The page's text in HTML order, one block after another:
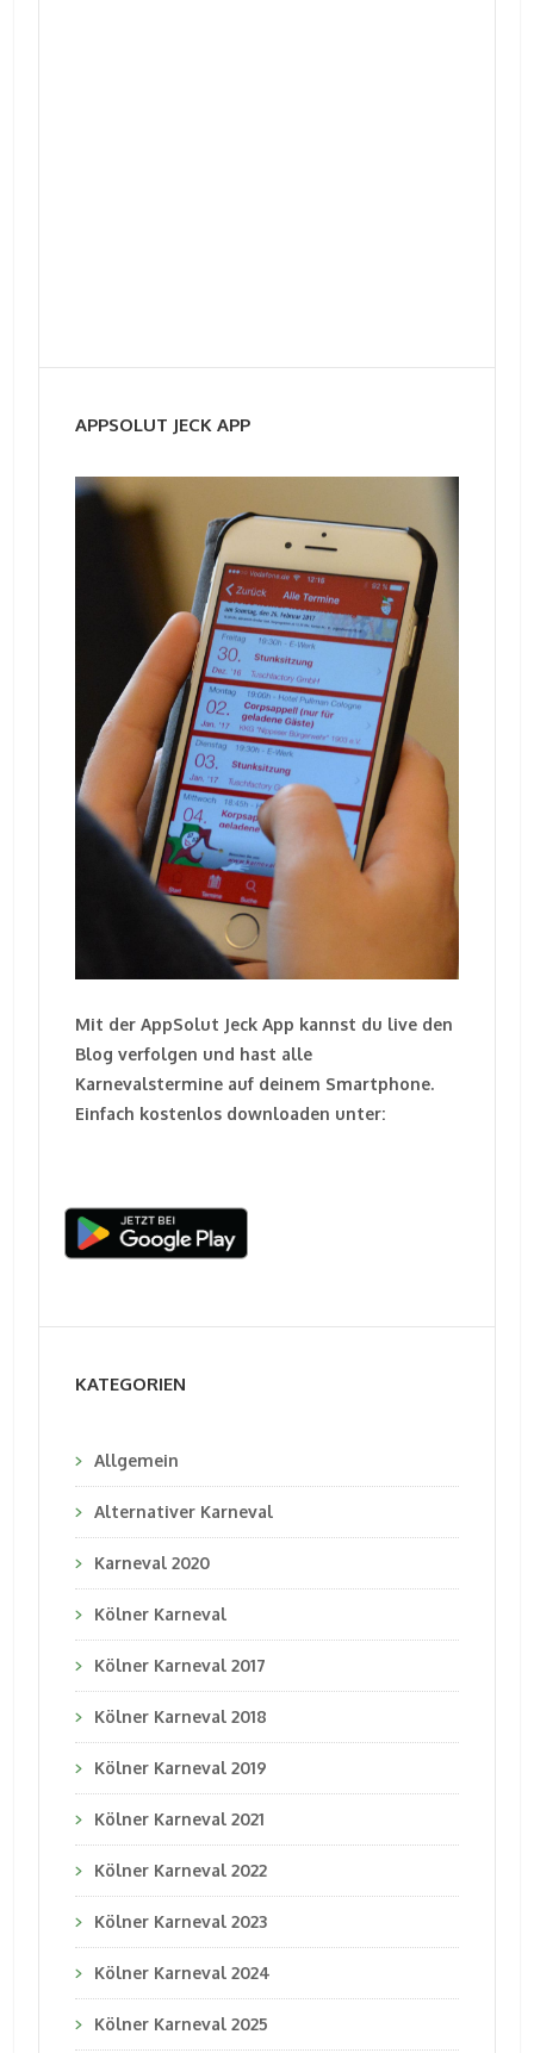
APPSOLUT JECK APP
Mit der AppSolut Jeck App kannst du live den
Blog verfolgen und hast alle
Karnevalstermine auf deinem Smartphone.
Einfach kostenlos downloaden unter:
KATEGORIEN
Allgemein
Alternativer Karneval
Karneval 2020
Kölner Karneval
Kölner Karneval 2017
Kölner Karneval 2018
Kölner Karneval 2019
Kölner Karneval 2021
Kölner Karneval 2022
Kölner Karneval 2023
Kölner Karneval 2024
Kölner Karneval 2025